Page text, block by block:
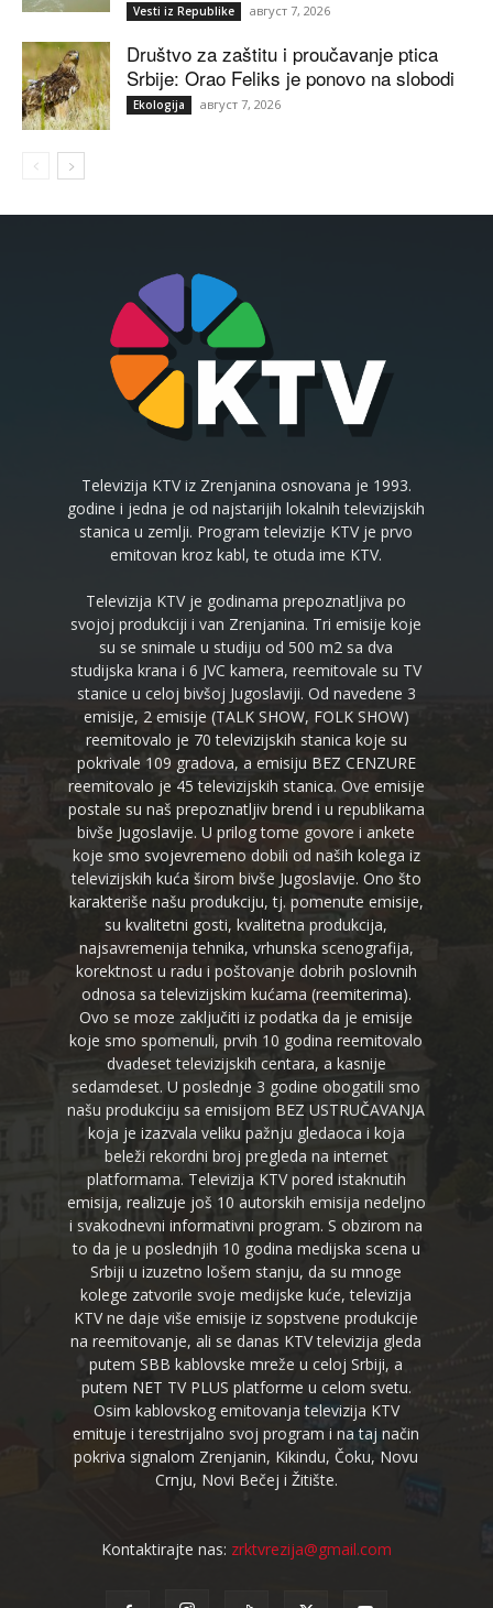
Vesti iz Republike август 7, 2026
Društvo za zaštitu i proučavanje ptica
Srbije: Orao Feliks je ponovo na slobodi
Ekologija август 7, 2026
Televizija KTV iz Zrenjanina osnovana je 1993.
godine i jedna je od najstarijih lokalnih televizijskih
stanica u zemlji. Program televizije KTV je prvo
emitovan kroz kabl, te otuda ime KTV.
Televizija KTV je godinama prepoznatljiva po
svojoj produkciji i van Zrenjanina. Tri emisije koje
su se snimale u studiju od 500 m2 sa dva
studijska krana i 6 JVC kamera, reemitovale su TV
stanice u celoj bivšoj Jugoslaviji. Od navedene 3
emisije, 2 emisije (TALK SHOW, FOLK SHOW)
reemitovalo je 70 televizijskih stanica koje su
pokrivale 109 gradova, a emisiju BEZ CENZURE
reemitovalo je 45 televizijskih stanica. Ove emisije
postale su naš prepoznatljiv brend i u republikama
bivše Jugoslavije. U prilog tome govore i ankete
koje smo svojevremeno dobili od naših kolega iz
televizijskih kuća širom bivše Jugoslavije. Ono što
karakteriše našu produkciju, tj. pomenute emisije,
su kvalitetni gosti, kvalitetna produkcija,
najsavremenija tehnika, vrhunska scenografija,
korektnost u radu i poštovanje dobrih poslovnih
odnosa sa televizijskim kućama (reemiterima).
Ovo se moze zaključiti iz podatka da je emisije
koje smo spomenuli, prvih 10 godina reemitovalo
dvadeset televizijskih centara, a kasnije
sedamdeset. U poslednje 3 godine obogatili smo
našu produkciju sa emisijom BEZ USTRUČAVANJA
koja je izazvala veliku pažnju gledaoca i koja
beleži rekordni broj pregleda na internet
platformama. Televizija KTV pored istaknutih
emisija, realizuje još 10 autorskih emisija nedeljno
i svakodnevni informativni program. S obzirom na
to da je u poslednjih 10 godina medijska scena u
Srbiji u izuzetno lošem stanju, da su mnoge
kolege zatvorile svoje medijske kuće, televizija
KTV ne daje više emisije iz sopstvene produkcije
na reemitovanje, ali se danas KTV televizija gleda
putem SBB kablovske mreže u celoj Srbiji, a
putem NET TV PLUS platforme u celom svetu.
Osim kablovskog emitovanja televizija KTV
emituje i terestrijalno svoj program i na taj način
pokriva signalom Zrenjanin, Kikindu, Čoku, Novu
Crnju, Novi Bečej i Žitište.
Kontaktirajte nas: zrktvrezija@gmail.com